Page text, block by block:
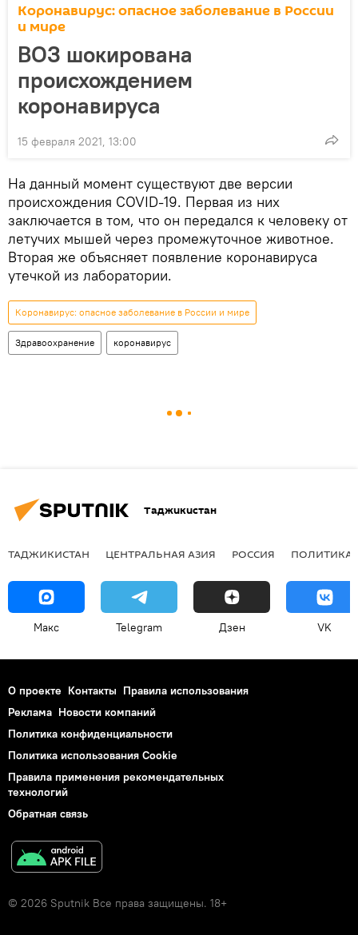
Коронавирус: опасное заболевание в России
и мире
ВОЗ шокирована
происхождением
коронавируса
15 февраля 2021, 13:00
На данный момент существуют две версии
происхождения COVID-19. Первая из них
заключается в том, что он передался к человеку от
летучих мышей через промежуточное животное.
Вторая же объясняет появление коронавируса
утечкой из лаборатории.
Коронавирус: опасное заболевание в России и мире
Здравоохранение коронавирус
Таджикистан
ТАДЖИКИСТАН ЦЕНТРАЛЬНАЯ АЗИЯ РОССИЯ ПОЛИТИКА
Макс Telegram Дзен VK
О проекте Контакты Правила использования
Реклама Новости компаний
Политика конфиденциальности
Политика использования Cookie
Правила применения рекомендательных
технологий
Обратная связь
© 2026 Sputnik Все права защищены. 18+